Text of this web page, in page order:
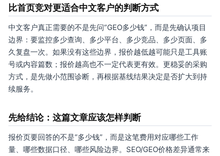
比首页竞对更适合中文客户的判断方式
中文客户真正需要的不是先问“GEO多少钱”，而是先确认项目
边界：要监控多少查询、多少平台、多少竞品、多少页面、多
久复盘一次。如果没有这些边界，报价越低越可能只是工具账
号或内容篇数；报价越高也不一定代表更有效。更稳妥的采购
方式，是先做小范围诊断，再根据基线结果决定是否扩大到持
续服务。
先给结论：这篇文章应该怎样判断
报价页要回答的不是“多少钱”，而是这笔费用对应哪些工作
量、哪些数据口径、哪些风险边界。SEO/GEO价格差异通常来